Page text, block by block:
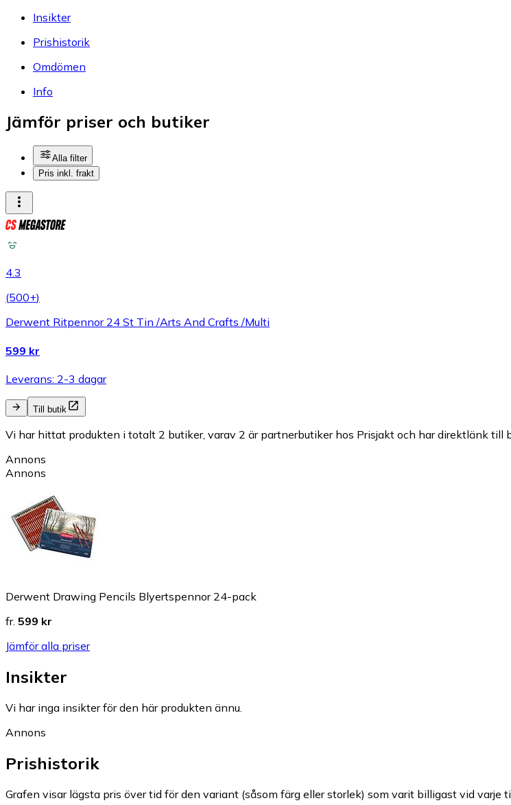
Insikter
Prishistorik
Omdömen
Info
Jämför priser och butiker
Alla filter
Pris inkl. frakt
4.3
(500+)
Derwent Ritpennor 24 St Tin /Arts And Crafts /Multi
599 kr
Leverans: 2-3 dagar
Till butik
Vi har hittat produkten i totalt 2 butiker, varav 2 är partnerbutiker hos Prisjakt och har direktlänk till
Annons
Annons
Derwent Drawing Pencils Blyertspennor 24-pack
fr. 599 kr
Jämför alla priser
Insikter
Vi har inga insikter för den här produkten ännu.
Annons
Prishistorik
Grafen visar lägsta pris över tid för den variant (såsom färg eller storlek) som varit billigast vid varje